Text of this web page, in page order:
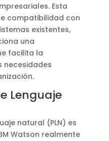
Esta
compatibilidad con
existentes,
una
facilita la
necesidades
Lenguaje
natural (PLN) es
Watson realmente